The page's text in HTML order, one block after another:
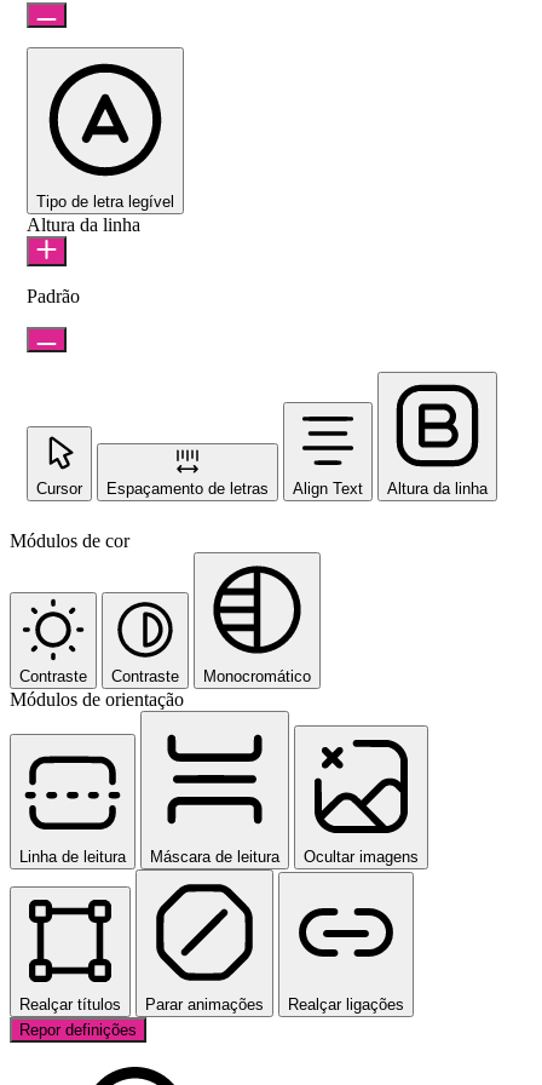
Tipo de letra legível
Altura da linha
Padrão
Cursor Espaçamento de letras Align Text Altura da linha
Módulos de cor
Contraste Contraste Monocromático
Módulos de orientação
Linha de leitura Máscara de leitura Ocultar imagens
Realçar títulos Parar animações
Realçar ligações
Repor definições